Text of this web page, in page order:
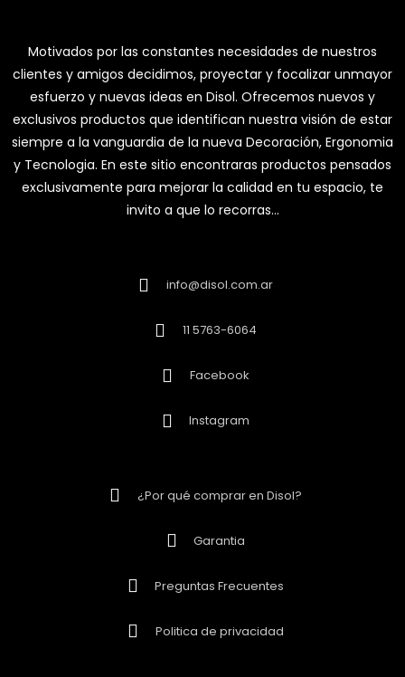
Motivados por las constantes necesidades de nuestros
clientes y amigos decidimos, proyectar y focalizar unmayor
esfuerzo y nuevas ideas en Disol. Ofrecemos nuevos y
exclusivos productos que identifican nuestra visión de estar
siempre a la vanguardia de la nueva Decoración, Ergonomia
y Tecnologia. En este sitio encontraras productos pensados
exclusivamente para mejorar la calidad en tu espacio, te
invito a que lo recorras…
info@disol.com.ar
11 5763-6064
Facebook
Instagram
¿Por qué comprar en Disol?
Garantia
Preguntas Frecuentes
Politica de privacidad